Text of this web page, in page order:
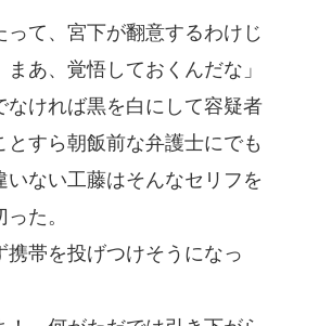
って、宮下が翻意するわけじ
あ、覚悟しておくんだな」
ければ黒を白にして容疑者
とすら朝飯前な弁護士にでも
いない工藤はそんなセリフを
た。
帯を投げつけそうになっ